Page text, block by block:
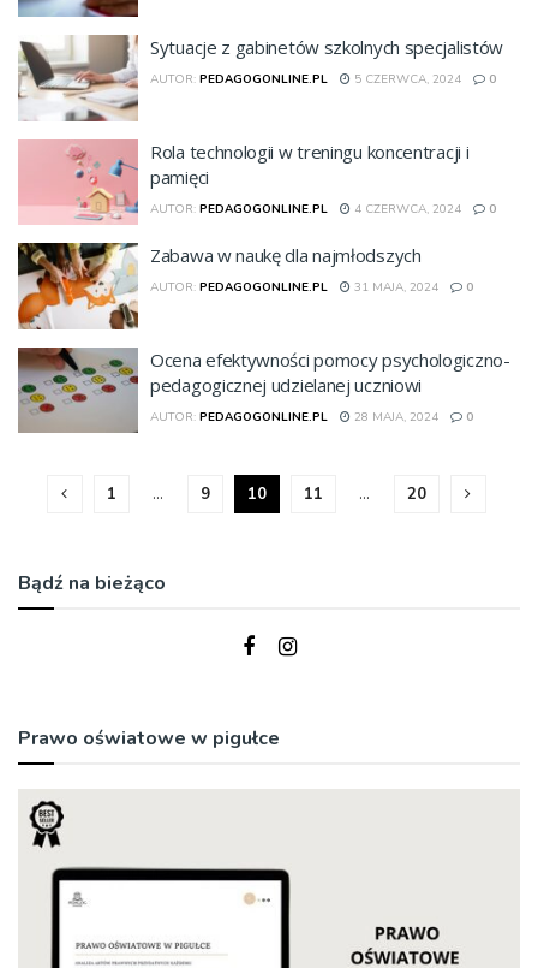
Sytuacje z gabinetów szkolnych specjalistów
AUTOR: PEDAGOGONLINE.PL 5 CZERWCA, 2024 0
Rola technologii w treningu koncentracji i
pamięci
AUTOR: PEDAGOGONLINE.PL 4 CZERWCA, 2024 0
Zabawa w naukę dla najmłodszych
AUTOR: PEDAGOGONLINE.PL 31 MAJA, 2024 0
Ocena efektywności pomocy psychologiczno-
pedagogicznej udzielanej uczniowi
AUTOR: PEDAGOGONLINE.PL 28 MAJA, 2024 0
1 … 9 10 11 … 20
Bądź na bieżąco
Prawo oświatowe w pigułce